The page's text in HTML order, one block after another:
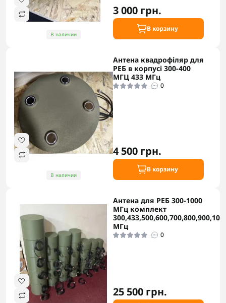
В наличии
3 000 грн.
В корзину
В наличии
Антена квадрофіляр для
РЕБ в корпусі 300-400
МГЦ 433 МГц
0
4 500 грн.
В корзину
Антена для РЕБ 300-1000
МГц комплект
МГц
0
25 500 грн.